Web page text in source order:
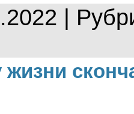
|
жизни